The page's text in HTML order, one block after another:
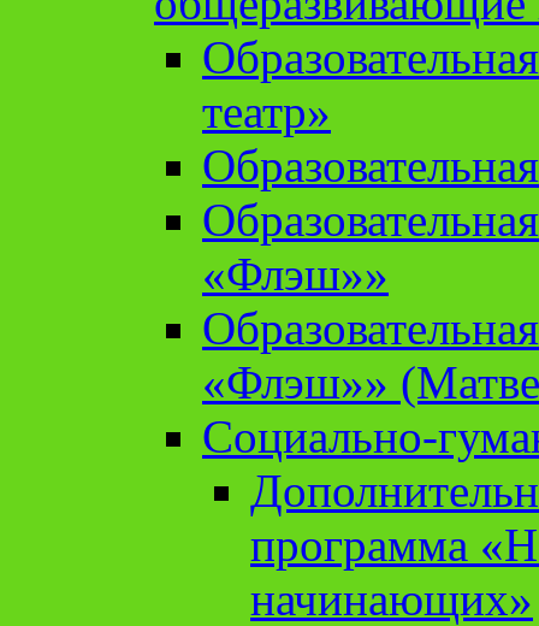
театр»
«Флэш»»
«Флэш»»
Социально-
программа
начинающих»